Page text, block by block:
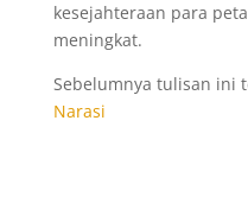
kesejahteraan para
meningkat.
Sebelumnya tulisan ini
Narasi